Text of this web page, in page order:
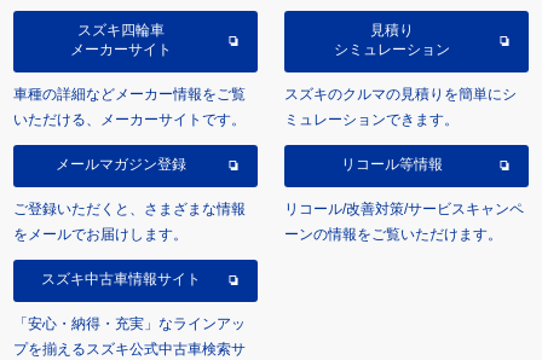
スズキ四輪車
メーカーサイト
車種の詳細などメーカー情報をご覧
いただける、メーカーサイトです。
見積り
シミュレーション
スズキのクルマの見積りを簡単にシ
ミュレーションできます。
メールマガジン登録
ご登録いただくと、さまざまな情報
をメールでお届けします。
リコール等情報
リコール/改善対策/サービスキャンペ
ーンの情報をご覧いただけます。
スズキ中古車情報サイト
「安心・納得・充実」なラインアッ
プを揃えるスズキ公式中古車検索サ